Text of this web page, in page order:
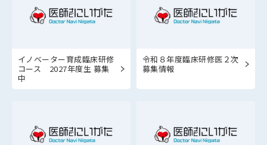
イノベーター育成臨床研修
コース 2027年度生 募集
中
令和８年度臨床研修医２次
募集情報